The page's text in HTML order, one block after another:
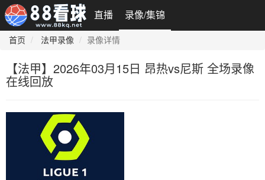
直播 录像/集锦
首页 法甲录像 录像详情
【法甲】2026年03月15日 昂热vs尼斯 全场录像
在线回放